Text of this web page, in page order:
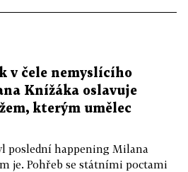
v čele nemyslícího
Knížáka oslavuje
kterým umělec
poslední happening Milana
je. Pohřeb se státními poctami